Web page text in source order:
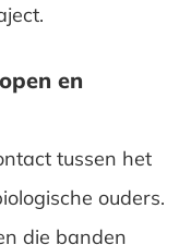
en
tussen het
ouders.
die banden